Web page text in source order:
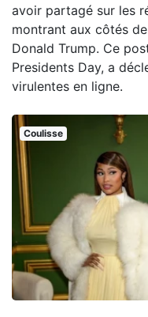
avoir partagé sur les
montrant aux côtés
Donald Trump. Ce
Presidents Day, a
virulentes en ligne.
Coulisse